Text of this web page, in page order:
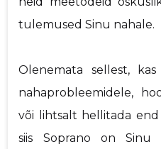
tulemused Sinu nahale.
Olenemata sellest,
nahaprobleemidele,
või lihtsalt hellitada end
siis Soprano on Sinu